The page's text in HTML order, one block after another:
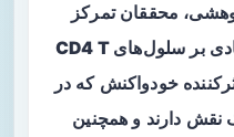
محققان تمرکز
بر سلول‌های CD4 T
خودواکنش که در
نقش دارند و همچنین